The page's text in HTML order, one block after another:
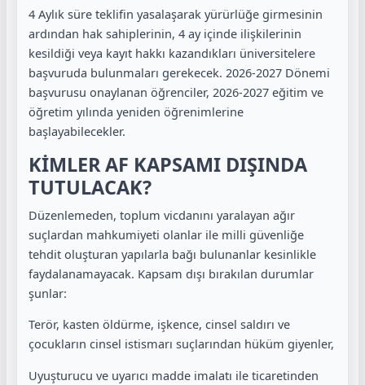
4 Aylık süre teklifin yasalaşarak yürürlüğe girmesinin
ardından hak sahiplerinin, 4 ay içinde ilişkilerinin
kesildiği veya kayıt hakkı kazandıkları üniversitelere
başvuruda bulunmaları gerekecek. 2026-2027 Dönemi
başvurusu onaylanan öğrenciler, 2026-2027 eğitim ve
öğretim yılında yeniden öğrenimlerine
başlayabilecekler.
KİMLER AF KAPSAMI DIŞINDA
TUTULACAK?
Düzenlemeden, toplum vicdanını yaralayan ağır
suçlardan mahkumiyeti olanlar ile milli güvenliğe
tehdit oluşturan yapılarla bağı bulunanlar kesinlikle
faydalanamayacak. Kapsam dışı bırakılan durumlar
şunlar:
Terör, kasten öldürme, işkence, cinsel saldırı ve
çocukların cinsel istismarı suçlarından hüküm giyenler,
Uyuşturucu ve uyarıcı madde imalatı ile ticaretinden